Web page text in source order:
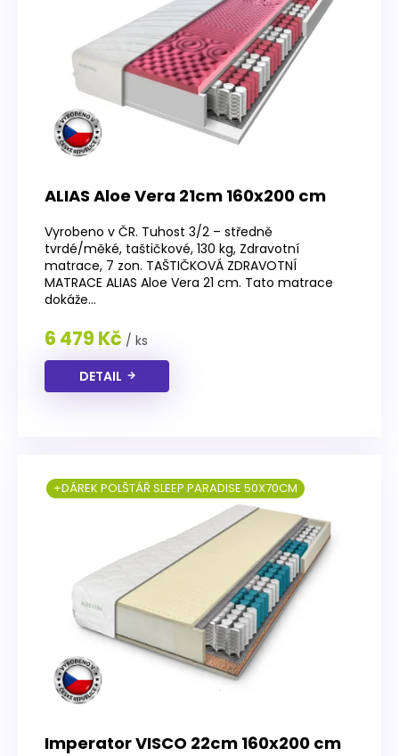
ALIAS Aloe Vera 21cm 160x200 cm
Vyrobeno v ČR. Tuhost 3/2 – středně
tvrdé/měké, taštičkové, 130 kg, Zdravotní
matrace, 7 zon. TAŠTIČKOVÁ ZDRAVOTNÍ
MATRACE ALIAS Aloe Vera 21 cm. Tato matrace
dokáže...
6 479 Kč / ks
DETAIL
Imperator VISCO 22cm 160x200 cm
+DÁREK POLŠTÁŘ SLEEP PARADISE 50X70CM